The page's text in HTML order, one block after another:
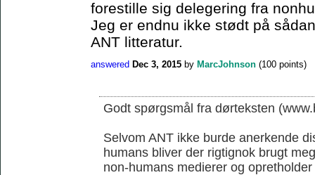
forestille sig delegering fra
Jeg er endnu ikke stødt på
ANT litteratur.
answered Dec 3, 2015 by MarcJohnson (100 points)
Godt spørgsmål fra dørteksten
Selvom ANT ikke burde anerkende
humans bliver der rigtignok brugt
non-humans medierer og